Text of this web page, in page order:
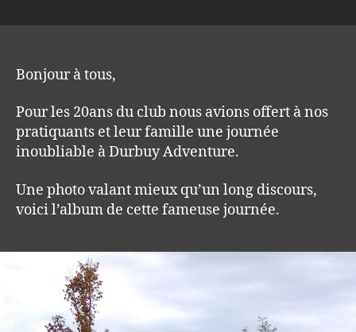
Bonjour à tous,
Pour les 20ans du club nous avions offert à nos
pratiquants et leur famille une journée
inoubliable à Durbuy Adventure.
Une photo valant mieux qu’un long discours,
voici l’album de cette fameuse journée.